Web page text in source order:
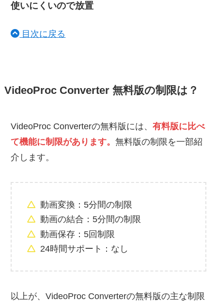
使いにくいので放置
目次に戻る
VideoProc Converter 無料版の制限は？
VideoProc Converterの無料版には、有料版に比べ
て機能に制限があります。無料版の制限を一部紹
介します。
動画変換：5分間の制限
動画の結合：5分間の制限
動画保存：5回制限
24時間サポート：なし
以上が、VideoProc Converterの無料版の主な制限